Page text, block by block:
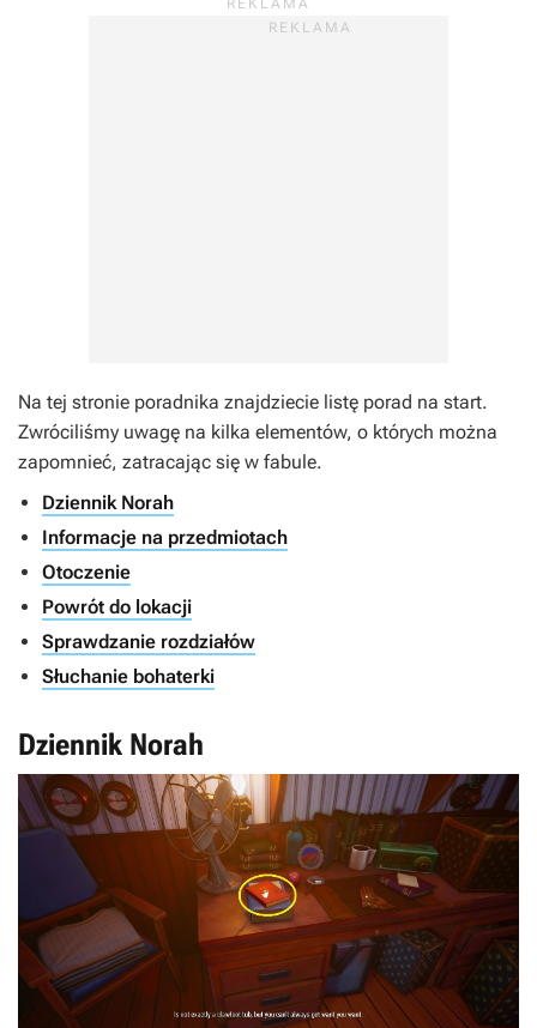
Na tej stronie poradnika znajdziecie listę porad na start.
Zwróciliśmy uwagę na kilka elementów, o których można
zapomnieć, zatracając się w fabule.
Dziennik Norah
Informacje na przedmiotach
Otoczenie
Powrót do lokacji
Sprawdzanie rozdziałów
Słuchanie bohaterki
Dziennik Norah